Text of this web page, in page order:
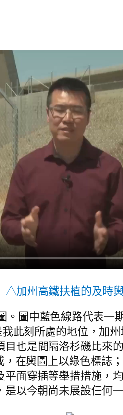
△加州高鐵扶植的及時
。圖中藍色線路代表一
此刻所處的地位，加
也是間隔洛杉磯比來
在輿圖上以綠色標誌
面穿插等舉措措施，
以今朝尚未展設任何